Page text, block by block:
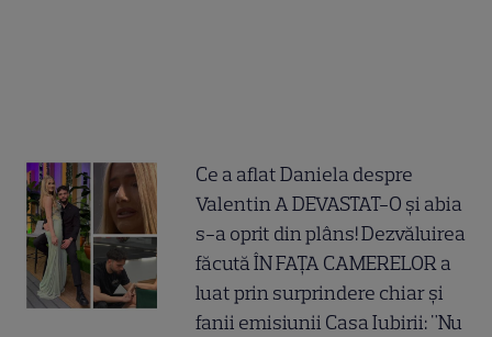
Ce a aflat Daniela despre
Valentin A DEVASTAT-O și abia
s-a oprit din plâns! Dezvăluirea
făcută ÎN FAȚA CAMERELOR a
luat prin surprindere chiar și
fanii emisiunii Casa Iubirii: "Nu